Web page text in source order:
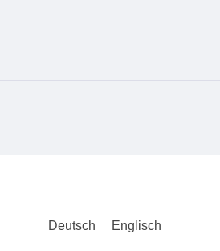
Deutsch Englisch